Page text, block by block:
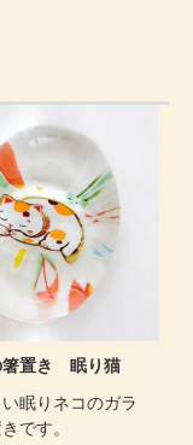
箸置き 眠り猫
眠りネコのガラ
です。